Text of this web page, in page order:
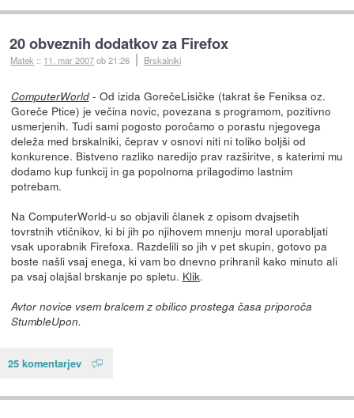
20 obveznih dodatkov za Firefox
Matek :: 11. mar 2007ob 21:26 Brskalniki
ComputerWorld- Od izida GorečeLisičke (takrat še Feniksa oz.
Goreče Ptice) je večina novic, povezana s programom, pozitivno
usmerjenih. Tudi sami pogosto poročamo o porastu njegovega
deleža med brskalniki, čeprav v osnovi niti ni toliko boljši od
konkurence. Bistveno razliko naredijo prav razširitve, s katerimi mu
dodamo kup funkcij in ga popolnoma prilagodimo lastnim
potrebam.
Na ComputerWorld-u so objavili članek z opisom dvajsetih
tovrstnih vtičnikov, ki bi jih po njihovem mnenju moral uporabljati
vsak uporabnik Firefoxa. Razdelili so jih v pet skupin, gotovo pa
boste našli vsaj enega, ki vam bo dnevno prihranil kako minuto ali
pa vsaj olajšal brskanje po spletu. Klik.
Avtor novice vsem bralcem z obilico prostega časa priporoča
StumbleUpon.
25 komentarjev